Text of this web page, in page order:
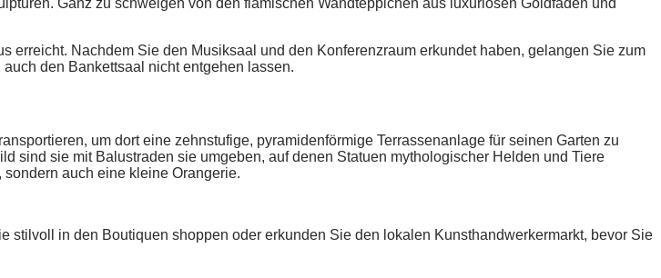
Ganz zu schweigen von den flämischen Wandteppichen aus luxuriösen Goldfäden und
erreicht. Nachdem Sie den Musiksaal und den Konferenzraum erkundet haben, gelangen Sie zum
den Bankettsaal nicht entgehen lassen.
um dort eine zehnstufige, pyramidenförmige Terrassenanlage für seinen Garten zu
sind sie mit Balustraden sie umgeben, auf denen Statuen mythologischer Helden und Tiere
auch eine kleine Orangerie.
stilvoll in den Boutiquen shoppen oder erkunden Sie den lokalen Kunsthandwerkermarkt, bevor Sie